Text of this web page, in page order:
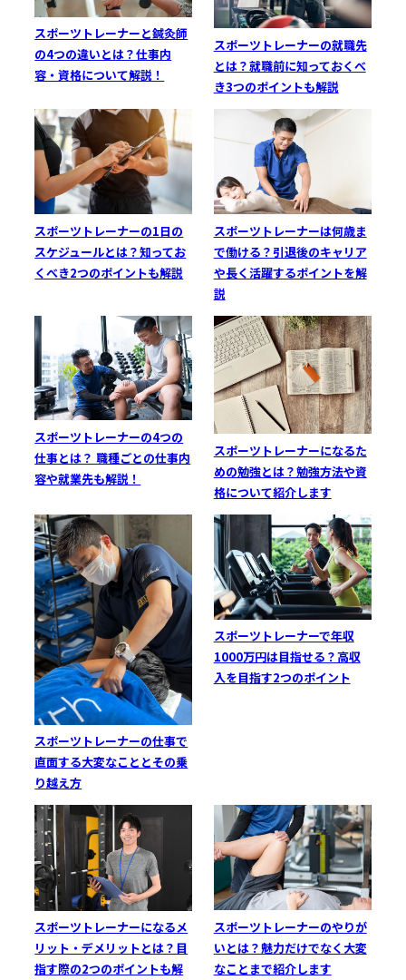
スポーツトレーナーと鍼灸師
の4つの違いとは？仕事内
容・資格について解説！
スポーツトレーナーの就職先
とは？就職前に知っておくべ
き3つのポイントも解説
スポーツトレーナーの1日の
スケジュールとは？知ってお
くべき2つのポイントも解説
スポーツトレーナーは何歳ま
で働ける？引退後のキャリア
や長く活躍するポイントを解
説
スポーツトレーナーの4つの
仕事とは？ 職種ごとの仕事内
容や就業先も解説！
スポーツトレーナーになるた
めの勉強とは？勉強方法や資
格について紹介します
スポーツトレーナーの仕事で
直面する大変なこととその乗
り越え方
スポーツトレーナーで年収
1000万円は目指せる？高収
入を目指す2つのポイント
スポーツトレーナーになるメ
リット・デメリットとは？目
指す際の2つのポイントも解
スポーツトレーナーのやりが
いとは？魅力だけでなく大変
なことまで紹介します